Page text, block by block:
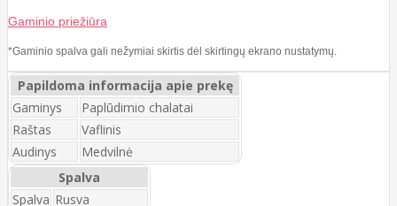
Gaminio priežiūra
*Gaminio spalva gali nežymiai skirtis dėl skirtingų ekrano nustatymų.
Papildoma informacija apie prekę
Gaminys
Paplūdimio chalatai
Raštas
Vaflinis
Audinys
Medvilnė
Spalva
Spalva Rusva